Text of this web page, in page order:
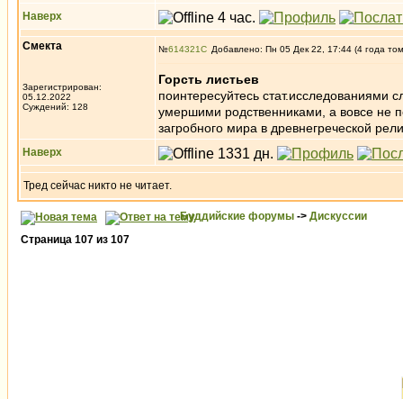
Наверх
Смекта
Зарегистрирован:
05.12.2022
Суждений: 128
№614321 Добавлено: Пн 05 Дек 22, 17:44 (4 года
Горсть листьев
поинтересуйтесь стат.исследованиями
умершими родственниками, а вовсе не
загробного мира в древнегреческой
Наверх
Тред сейчас никто не читает.
Буддийские форумы -> Дискуссии
Страница 107 из 107